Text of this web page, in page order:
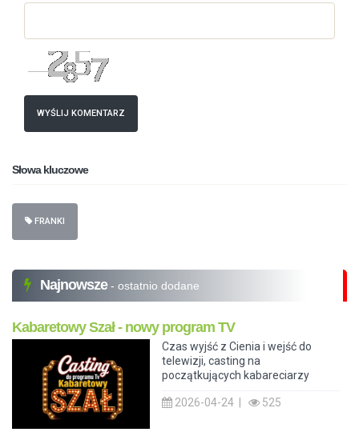
WYŚLIJ KOMENTARZ
Słowa kluczowe
FRANKI
Najnowsze - ostatnio dodane
Kabaretowy Szał - nowy program TV
Czas wyjść z Cienia i wejść do
telewizji, casting na
początkujących kabareciarzy
2026-04-24 | 525